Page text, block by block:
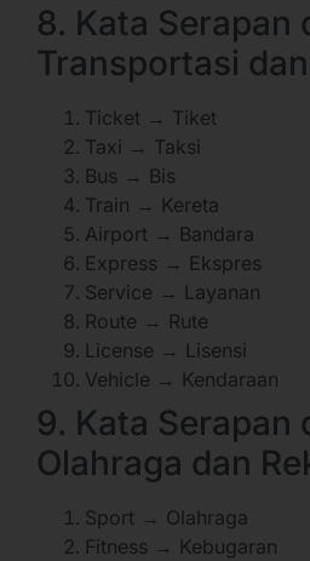
8. Kata Serapan
Transportasi
Ticket → Tiket
Taxi → Taksi
Bus → Bis
Train → Kereta
Airport → Bandara
Express → Ekspres
Service → Layanan
Route → Rute
License → Lisensi
Vehicle → Kendaraan
9. Kata Serapan
Olahraga dan
Sport → Olahraga
Fitness → Kebugaran